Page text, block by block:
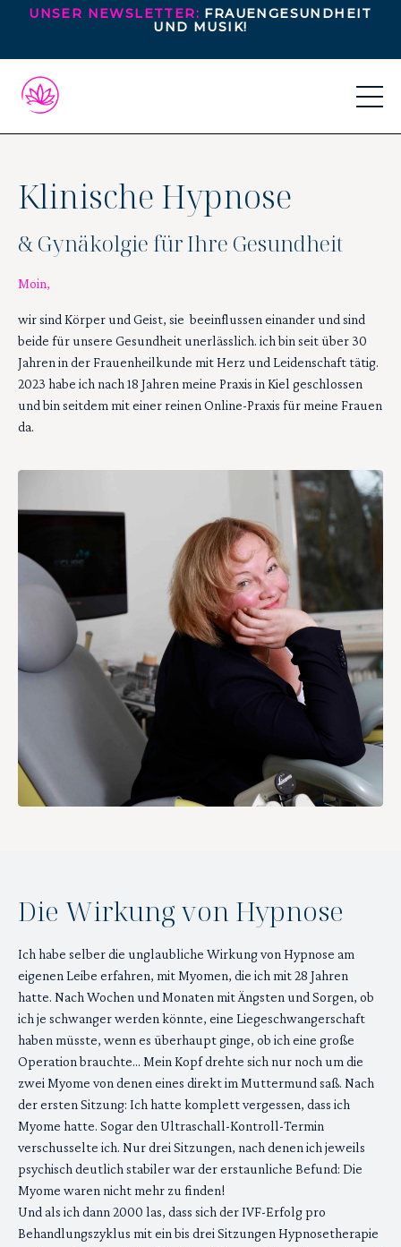
UNSER NEWSLETTER: FRAUENGESUNDHEIT
UND MUSIK!
Klinische Hypnose
& Gynäkolgie für Ihre Gesundheit
Moin,
wir sind Körper und Geist, sie beeinflussen einander und sind
beide für unsere Gesundheit unerlässlich. ich bin seit über 30
Jahren in der Frauenheilkunde mit Herz und Leidenschaft tätig.
2023 habe ich nach 18 Jahren meine Praxis in Kiel geschlossen
und bin seitdem mit einer reinen Online-Praxis für meine Frauen
da.
Die Wirkung von Hypnose
Ich habe selber die unglaubliche Wirkung von Hypnose am
eigenen Leibe erfahren, mit Myomen, die ich mit 28 Jahren
hatte. Nach Wochen und Monaten mit Ängsten und Sorgen, ob
ich je schwanger werden könnte, eine Liegeschwangerschaft
haben müsste, wenn es überhaupt ginge, ob ich eine große
Operation brauchte… Mein Kopf drehte sich nur noch um die
zwei Myome von denen eines direkt im Muttermund saß. Nach
der ersten Sitzung: Ich hatte komplett vergessen, dass ich
Myome hatte. Sogar den Ultraschall-Kontroll-Termin
verschusselte ich. Nur drei Sitzungen, nach denen ich jeweils
psychisch deutlich stabiler war der erstaunliche Befund: Die
Myome waren nicht mehr zu finden!
Und als ich dann 2000 las, dass sich der IVF-Erfolg pro
Behandlungszyklus mit ein bis drei Sitzungen Hypnosetherapie